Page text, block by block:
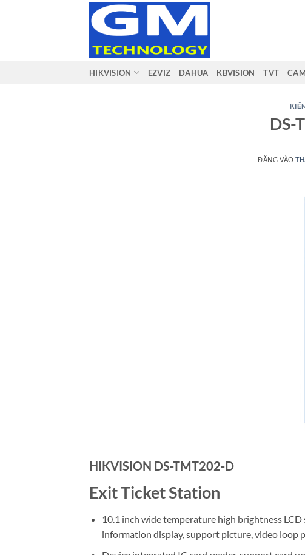
HIKVISION EZVIZ DAHUA KBVISION TVT
DS-
ĐĂNG VÀO
HIKVISION DS-TMT202-D
Exit Ticket Station
10.1 inch wide temperature high brightness
information display, support picture, video loop